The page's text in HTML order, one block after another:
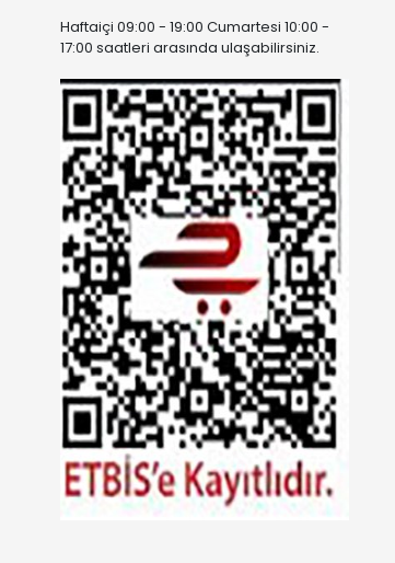
Haftaiçi 09:00 - 19:00 Cumartesi 10:00 -
17:00 saatleri arasında ulaşabilirsiniz.